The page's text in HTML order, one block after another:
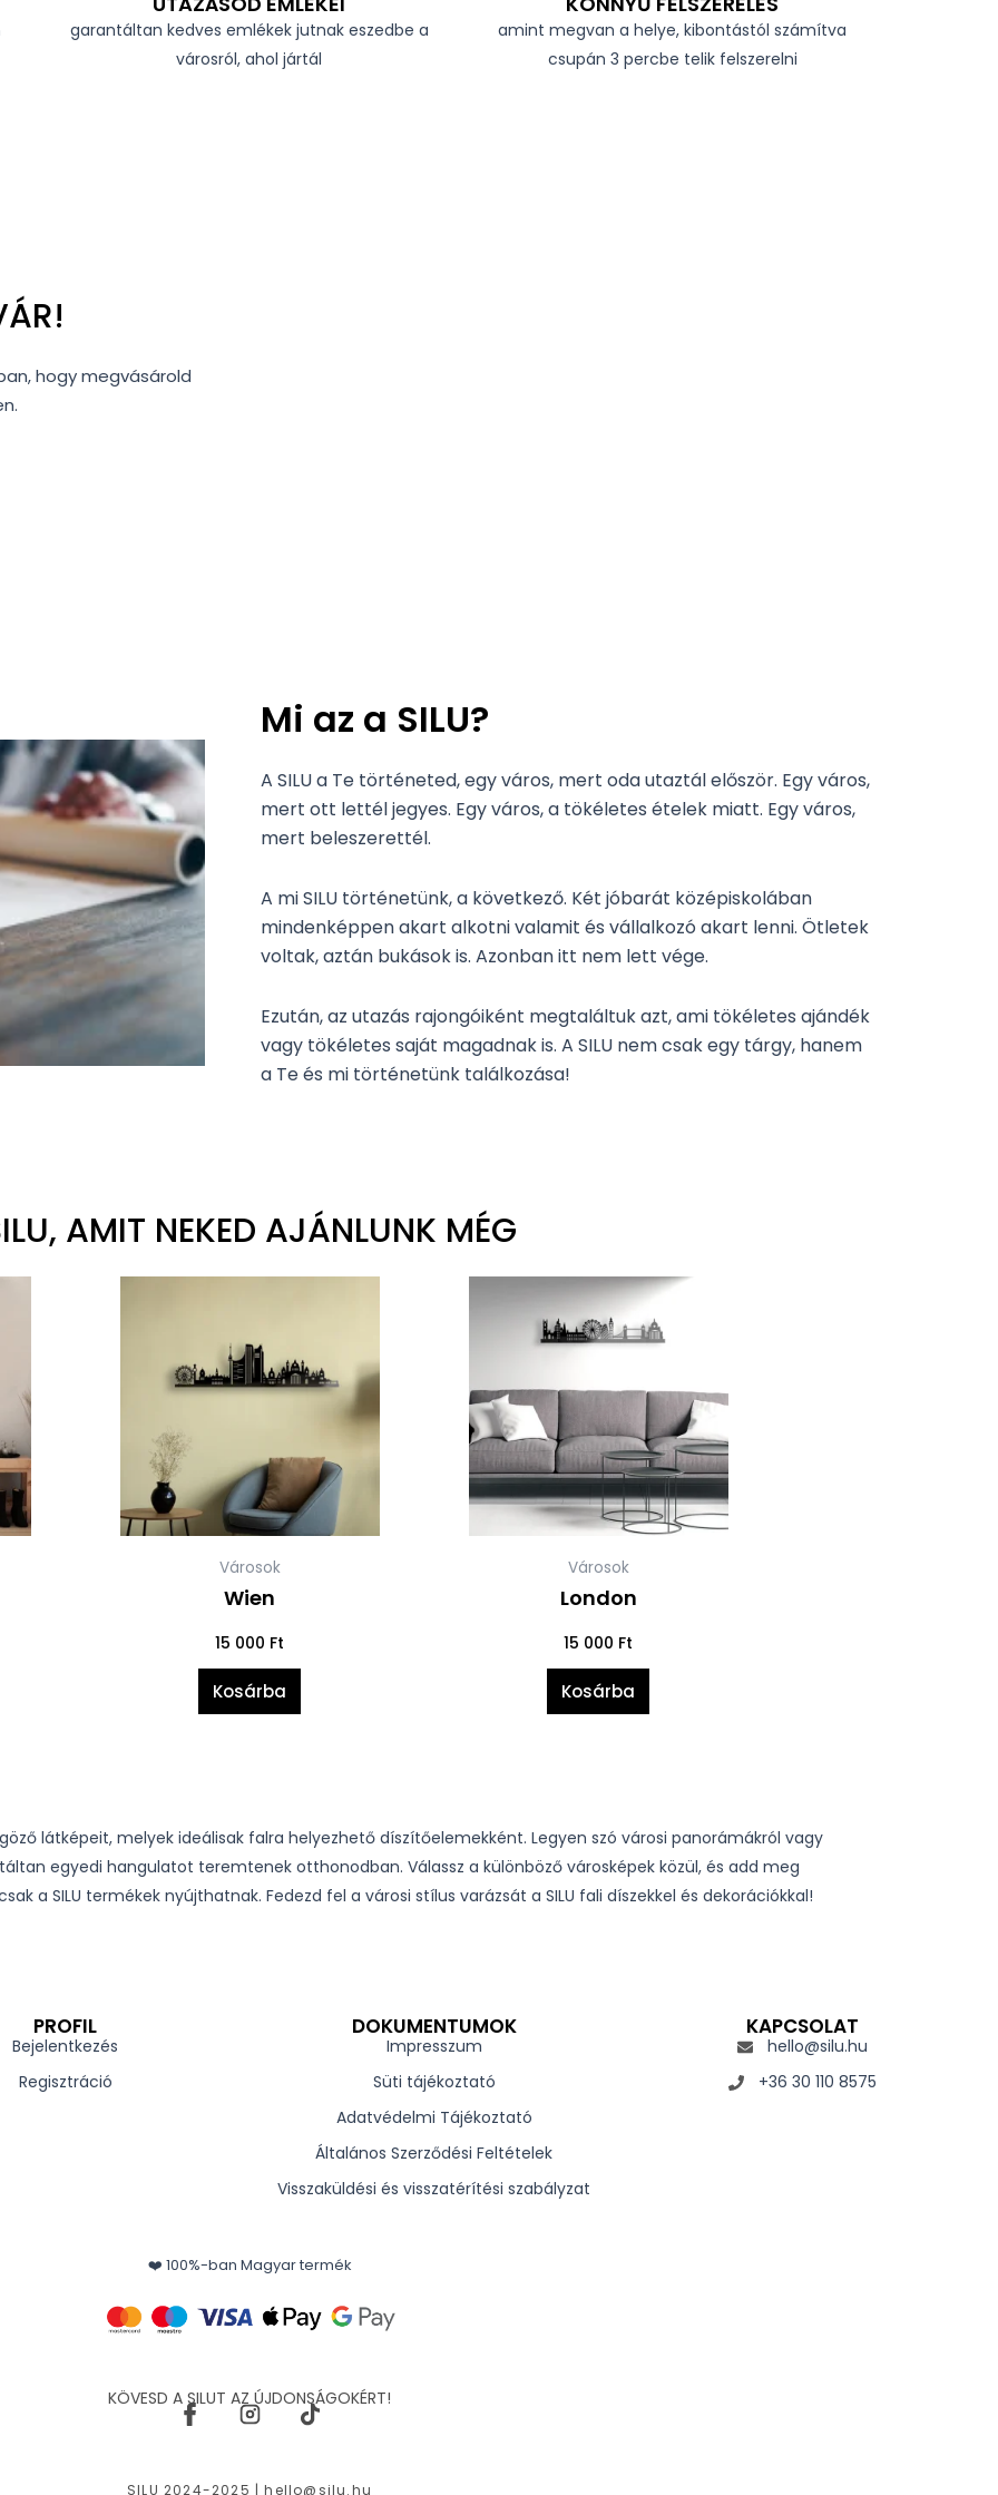
garantáltan kedves emlékek jutnak eszedbe a
városról, ahol jártál
amint megvan a helye, kibontástól számítva
csupán 3 percbe telik felszerelni
hogy megvásárold
Mi az a SILU?
A SILU a Te történeted, egy város, mert oda utaztál először. Egy város,
mert ott lettél jegyes. Egy város, a tökéletes ételek miatt. Egy város,
mert beleszerettél.
A mi SILU történetünk, a következő. Két jóbarát középiskolában
mindenképpen akart alkotni valamit és vállalkozó akart lenni. Ötletek
voltak, aztán bukások is. Azonban itt nem lett vége.
Ezután, az utazás rajongóiként megtaláltuk azt, ami tökéletes ajándék
vagy tökéletes saját magadnak is. A SILU nem csak egy tárgy, hanem
a Te és mi történetünk találkozása!
AMIT NEKED AJÁNLUNK MÉG
Városok
Wien
15 000 Ft
Kosárba
Városok
London
15 000 Ft
Kosárba
látképeit, melyek ideálisak falra helyezhető díszítőelemekként. Legyen szó városi panorámákról vagy
egyedi hangulatot teremtenek otthonodban. Válassz a különböző városképek közül, és add meg
a SILU termékek nyújthatnak. Fedezd fel a városi stílus varázsát a SILU fali díszekkel és dekorációkkal!
PROFIL
Bejelentkezés
Regisztráció
DOKUMENTUMOK
Impresszum
Süti tájékoztató
Adatvédelmi Tájékoztató
Általános Szerződési Feltételek
Visszaküldési és visszatérítési szabályzat
KAPCSOLAT
hello@silu.hu
+36 30 110 8575
❤️ 100%-ban Magyar termék
KÖVESD A SILUT AZ ÚJDONSÁGOKÉRT!
SILU 2024-2025 |hello@silu.hu